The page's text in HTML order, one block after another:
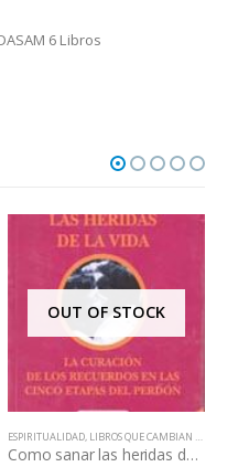
6 Libros
OUT OF STOCK
ESPIRITUALIDAD, LIBROS QUE CAMBIAN VIDAS
Como sanar las heridas de la vida